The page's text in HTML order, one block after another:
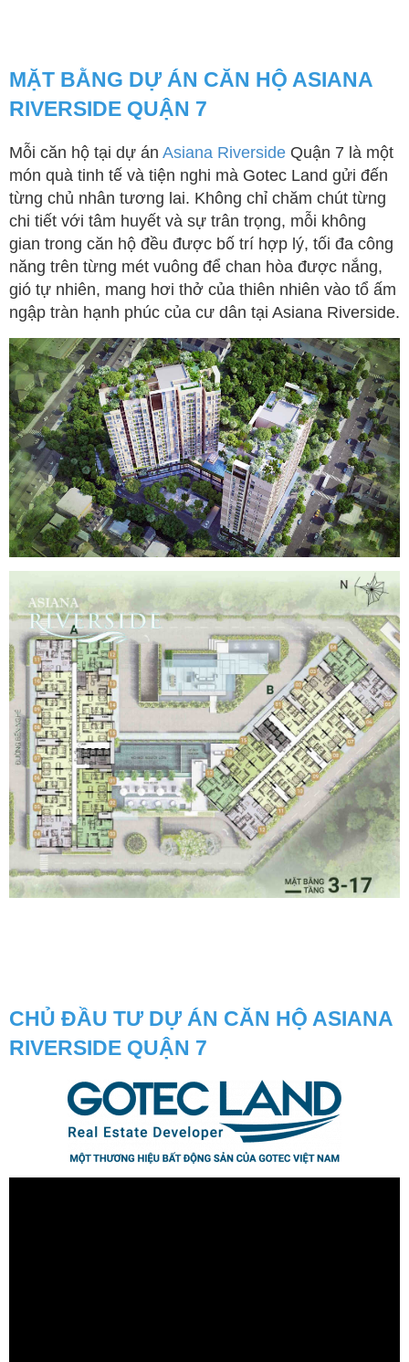
MẶT BẰNG DỰ ÁN CĂN HỘ ASIANA
RIVERSIDE QUẬN 7
Mỗi căn hộ tại dự án Asiana Riverside Quận 7 là một
món quà tinh tế và tiện nghi mà Gotec Land gửi đến
từng chủ nhân tương lai. Không chỉ chăm chút từng
chi tiết với tâm huyết và sự trân trọng, mỗi không
gian trong căn hộ đều được bố trí hợp lý, tối đa công
năng trên từng mét vuông để chan hòa được nắng,
gió tự nhiên, mang hơi thở của thiên nhiên vào tổ ấm
ngập tràn hạnh phúc của cư dân tại Asiana Riverside.
CHỦ ĐẦU TƯ DỰ ÁN CĂN HỘ ASIANA
RIVERSIDE QUẬN 7